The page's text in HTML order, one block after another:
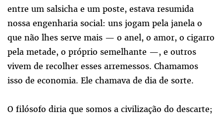
entre um salsicha e um poste, estava resumida
nossa engenharia social: uns jogam pela janela o
que não lhes serve mais — o anel, o amor, o cigarro
pela metade, o próprio semelhante —, e outros
vivem de recolher esses arremessos. Chamamos
isso de economia. Ele chamava de dia de sorte.
O filósofo diria que somos a civilização do descarte;